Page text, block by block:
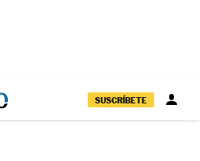
SUSCRÍBETE